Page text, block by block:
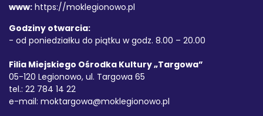
www: https://moklegionowo.pl
Godziny otwarcia:
- od poniedziałku do piątku w godz. 8.00 – 20.00
Filia Miejskiego Ośrodka Kultury „Targowa”
05-120 Legionowo, ul. Targowa 65
tel.: 22 784 14 22
e-mail: moktargowa@moklegionowo.pl